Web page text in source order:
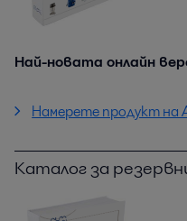
Най-новата онлайн
Намерете продукт на
Каталог за